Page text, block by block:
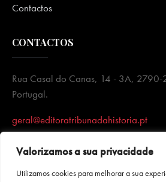
Valorizamos a sua privacidade
Utilizamos cookies para melhorar a sua
Contactos
CONTACTOS
Rua Casal do Canas, 14 - 3A,
Portugal.
geral@editoratribunadahistoria.pt